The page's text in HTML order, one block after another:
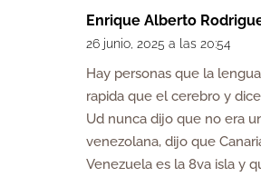
Enrique Alberto
26 junio, 2025 a las 20:54
Hay personas que la
rapida que el cerebro y
Ud nunca dijo que no era
venezolana, dijo que
Venezuela es la 8va isla y